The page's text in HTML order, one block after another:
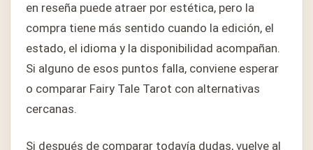
en reseña puede atraer por estética, pero la
compra tiene más sentido cuando la edición, el
estado, el idioma y la disponibilidad acompañan.
Si alguno de esos puntos falla, conviene esperar
o comparar Fairy Tale Tarot con alternativas
cercanas.
Si después de comparar todavía dudas, vuelve al